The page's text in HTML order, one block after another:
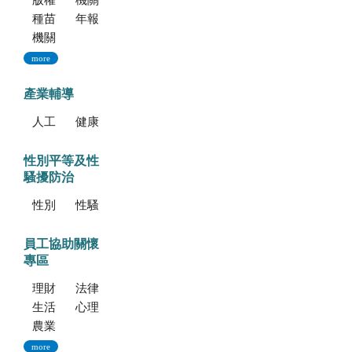
種苗科技專訊
年報
機關誌
more
產業輔導
人工培植拖鞋蘭 健康種苗驗證
性別平等及性
騷擾防治
性別平等專區 性騷擾防治專區
員工協助關懷
專區
理財資源
法律資源
生活健康資源
心理資源
農業部特約員工協助方案諮詢服務
more